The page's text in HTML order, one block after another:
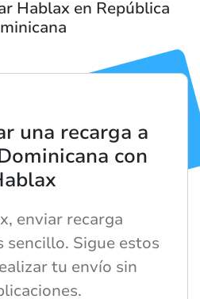
Hablax en República
una recarga a
con
enviar recarga
sencillo. Sigue estos
tu envío sin